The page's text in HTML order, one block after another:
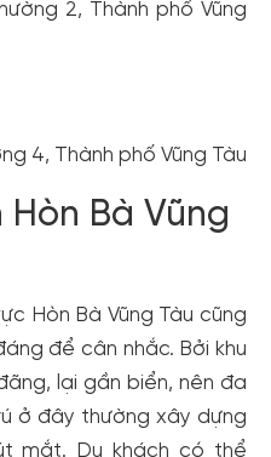
2, Thành phố Vũng
4, Thành phố Vũng Tàu
Bà Vũng
Hòn Bà Vũng Tàu cũng
để cân nhắc. Bởi khu
lại gần biển, nên đa
ở đây thường xây dựng
mắt. Du khách có thể